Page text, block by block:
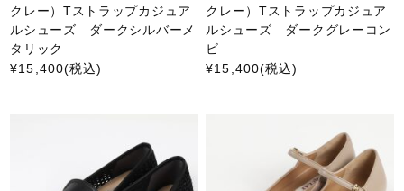
クレー）Tストラップカジュア
ルシューズ ダークシルバーメ
タリック
¥15,400(税込)
クレー）Tストラップカジュア
ルシューズ ダークグレーコン
ビ
¥15,400(税込)